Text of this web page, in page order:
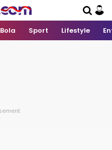
Bola Sport Lifestyle